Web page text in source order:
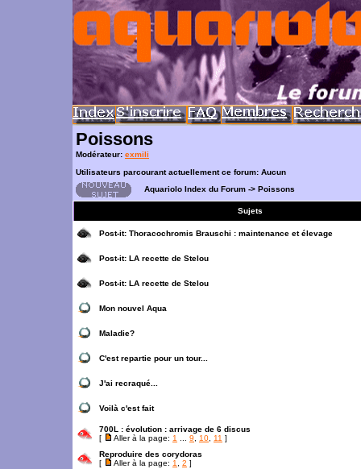
Poissons
Modérateur: exmili
Utilisateurs parcourant actuellement ce forum: Aucun
Aquariolo Index du Forum -> Poissons
Sujets
Post-it: Thoracochromis Brauschi : maintenance et élevage
Post-it: LA recette de Stelou
Post-it: LA recette de Stelou
Mon nouvel Aqua
Maladie?
C'est repartie pour un tour...
J'ai recraqué...
Voilà c'est fait
700L : évolution : arrivage de 6 discus
[
Aller à la page: 1 9 10 11 ]
Reproduire des corydoras
[
Aller à la page: 1 2 ]